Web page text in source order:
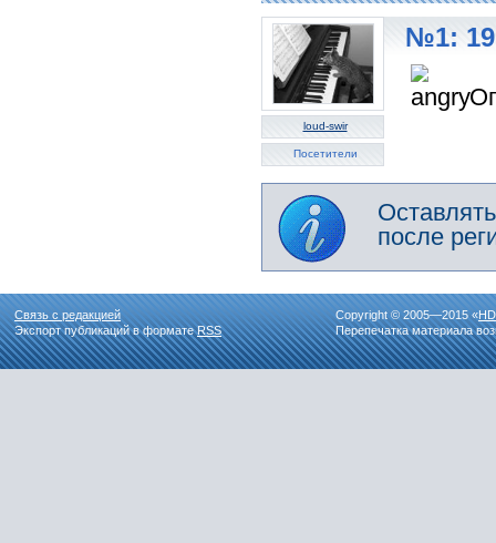
loud-swir
Посетители
№1: 19
после
Связь с редакцией
Экспорт публикаций в форматеRSS
Copyright © 2005—2015 «
Перепечатка материала